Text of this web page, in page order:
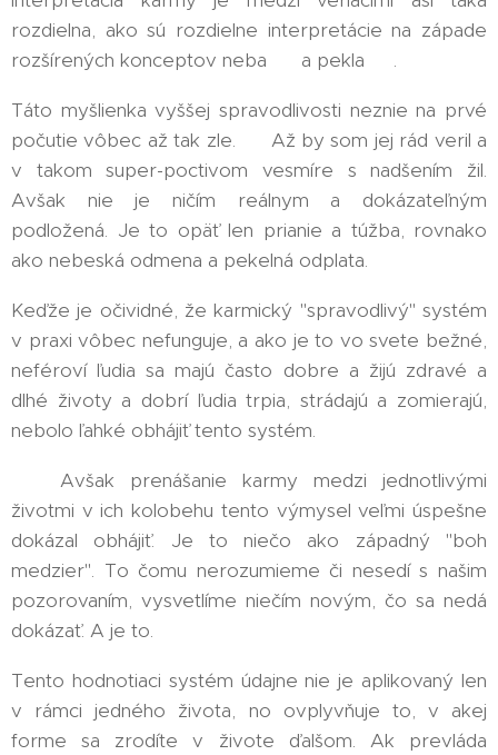
rozdielna, ako sú rozdielne interpretácie na západe
rozšírených konceptov neba ☁️ a pekla 🔥.
Táto myšlienka vyššej spravodlivosti neznie na prvé
počutie vôbec až tak zle. 🤔 Až by som jej rád veril a
v takom super-poctivom vesmíre s nadšením žil.
Avšak nie je ničím reálnym a dokázateľným
podložená. Je to opäť len prianie a túžba, rovnako
ako nebeská odmena a pekelná odplata. 😒
Keďže je očividné, že karmický "spravodlivý" systém
v praxi vôbec nefunguje, a ako je to vo svete bežné,
neféroví ľudia sa majú často dobre a žijú zdravé a
dlhé životy a dobrí ľudia trpia, strádajú a zomierajú,
nebolo ľahké obhájiť tento systém.
💡 Avšak prenášanie karmy medzi jednotlivými
životmi v ich kolobehu tento výmysel veľmi úspešne
dokázal obhájiť. Je to niečo ako západný "boh
medzier". To čomu nerozumieme či nesedí s našim
pozorovaním, vysvetlíme niečím novým, čo sa nedá
dokázať. A je to. 🤨
Tento hodnotiaci systém údajne nie je aplikovaný len
v rámci jedného života, no ovplyvňuje to, v akej
forme sa zrodíte v živote ďalšom. Ak prevláda